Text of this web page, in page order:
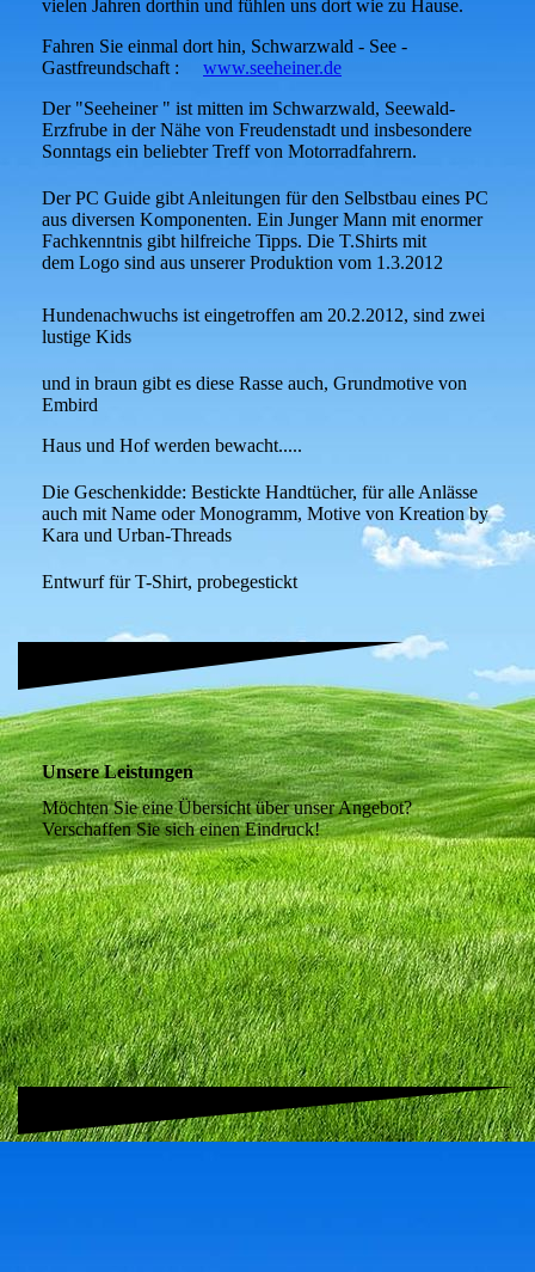
vielen Jahren dorthin und fühlen uns dort wie zu Hause.
Fahren Sie einmal dort hin, Schwarzwald - See -
Gastfreundschaft : www.seeheiner.de
Der "Seeheiner " ist mitten im Schwarzwald, Seewald-
Erzfrube in der Nähe von Freudenstadt und insbesondere
Sonntags ein beliebter Treff von Motorradfahrern.
Der PC Guide gibt Anleitungen für den Selbstbau eines PC
aus diversen Komponenten. Ein Junger Mann mit enormer
Fachkenntnis gibt hilfreiche Tipps. Die T.Shirts mit
dem Logo sind aus unserer Produktion vom 1.3.2012
Hundenachwuchs ist eingetroffen am 20.2.2012, sind zwei
lustige Kids
und in braun gibt es diese Rasse auch, Grundmotive von
Embird
Haus und Hof werden bewacht.....
Die Geschenkidde: Bestickte Handtücher, für alle Anlässe
auch mit Name oder Monogramm, Motive von Kreation by
Kara und Urban-Threads
Entwurf für T-Shirt, probegestickt
Unsere Leistungen
Möchten Sie eine Übersicht über unser Angebot?
Verschaffen Sie sich einen Eindruck!